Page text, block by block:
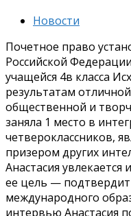
Новости
Почетное право
Российской
учащейся 4в класса
результатам
общественной и
заняла 1 место в
четвероклассников,
призером других
Анастасия увлекается
ее цель —
международного
интервью Анастасия